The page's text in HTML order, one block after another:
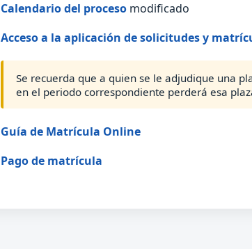
Calendario del proceso modificado
Acceso a la aplicación de solicitudes y
Se recuerda que a quien se le adjudique una
en el periodo correspondiente perderá esa
Guía de Matrícula Online
Pago de matrícula